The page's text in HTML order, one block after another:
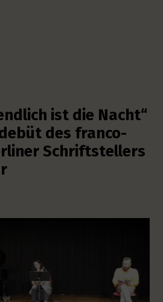
ist die Nacht“
des franco-
Schriftstellers